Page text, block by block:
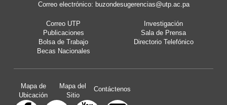
Correo electrónico: buzondesugerencias@utp.ac.pa
Correo UTP
Investigación
Publicaciones
Sala de Prensa
Bolsa de Trabajo
Directorio Telefónico
Becas Nacionales
Mapa de
Ubicación
Mapa del
Sitio
Contáctenos